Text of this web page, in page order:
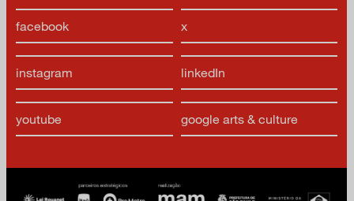
facebook x
instagram linkedIn
youtube google arts & culture